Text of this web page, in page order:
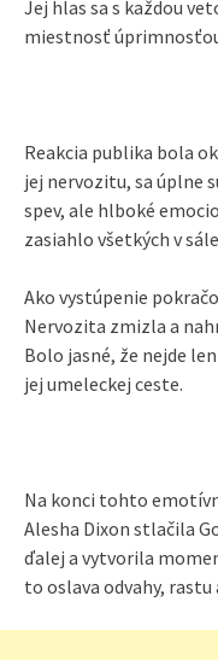
Jej hlas sa s každou
miestnosť
Reakcia publika bola
jej nervozitu, sa úplne
spev, ale hlboké
zasiahlo všetkých v
Ako vystúpenie
Nervozita zmizla a
Bolo jasné, že nejde
jej umeleckej ceste.
Na konci tohto
Alesha Dixon stlačila
ďalej a vytvorila
to oslava odvahy,